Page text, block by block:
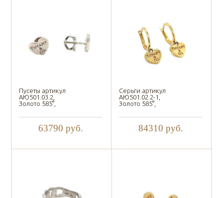
Пусеты артикул
АЮ501.03.2,
Золото 585°,
63790 руб.
Серьги артикул
АЮ501.02.2-1,
Золото 585°,
84310 руб.